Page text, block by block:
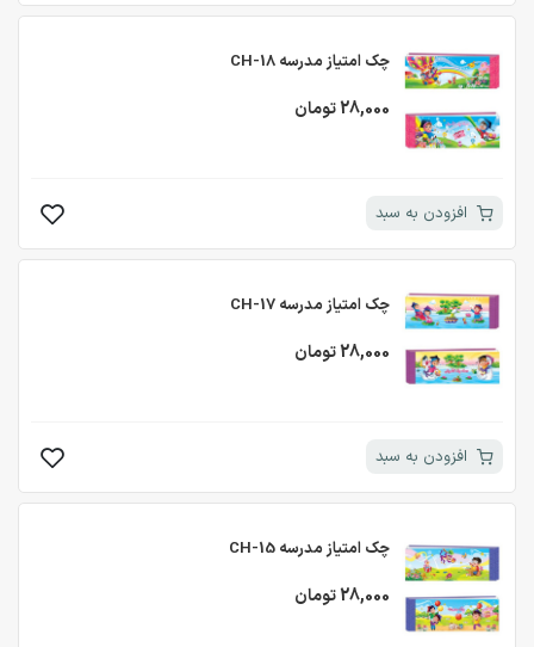
چک امتیاز مدرسه CH-18
28,000 تومان
افزودن به سبد
چک امتیاز مدرسه CH-17
28,000 تومان
افزودن به سبد
چک امتیاز مدرسه CH-15
28,000 تومان